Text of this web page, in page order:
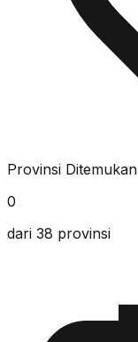
Provinsi Ditemukan
0
dari 38 provinsi